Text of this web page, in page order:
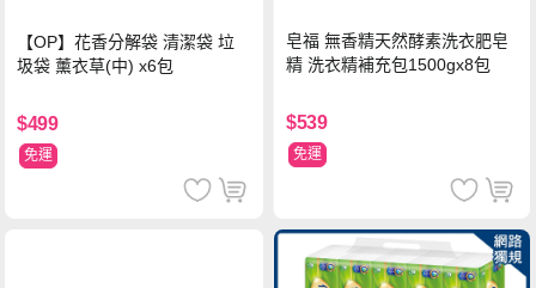
【OP】花香分解袋 清潔袋 垃
圾袋 薰衣草(中) x6包
$499
免運
皂福 無香精天然酵素洗衣肥皂
精 洗衣精補充包1500gx8包
$539
免運